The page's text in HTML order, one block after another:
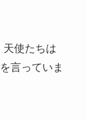
天使たちは
言っていま